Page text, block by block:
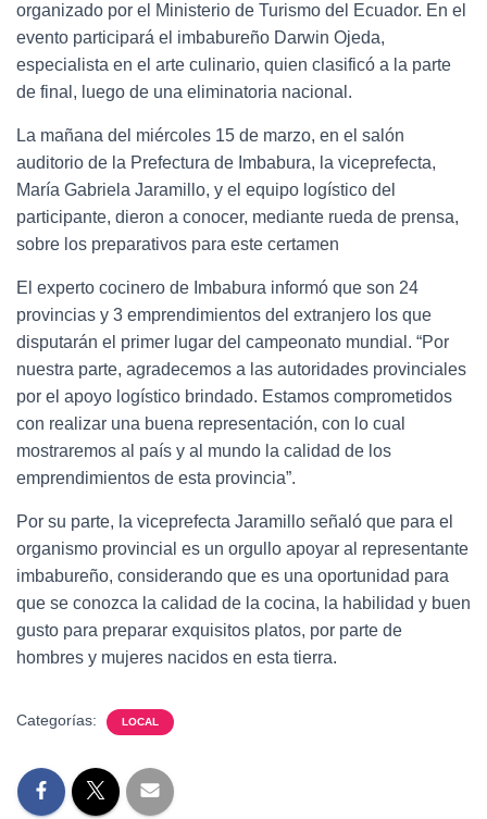
organizado por el Ministerio de Turismo del Ecuador. En el
evento participará el imbabureño Darwin Ojeda,
especialista en el arte culinario, quien clasificó a la parte
de final, luego de una eliminatoria nacional.
La mañana del miércoles 15 de marzo, en el salón
auditorio de la Prefectura de Imbabura, la viceprefecta,
María Gabriela Jaramillo, y el equipo logístico del
participante, dieron a conocer, mediante rueda de prensa,
sobre los preparativos para este certamen
El experto cocinero de Imbabura informó que son 24
provincias y 3 emprendimientos del extranjero los que
disputarán el primer lugar del campeonato mundial. “Por
nuestra parte, agradecemos a las autoridades provinciales
por el apoyo logístico brindado. Estamos comprometidos
con realizar una buena representación, con lo cual
mostraremos al país y al mundo la calidad de los
emprendimientos de esta provincia”.
Por su parte, la viceprefecta Jaramillo señaló que para el
organismo provincial es un orgullo apoyar al representante
imbabureño, considerando que es una oportunidad para
que se conozca la calidad de la cocina, la habilidad y buen
gusto para preparar exquisitos platos, por parte de
hombres y mujeres nacidos en esta tierra.
Categorías: LOCAL